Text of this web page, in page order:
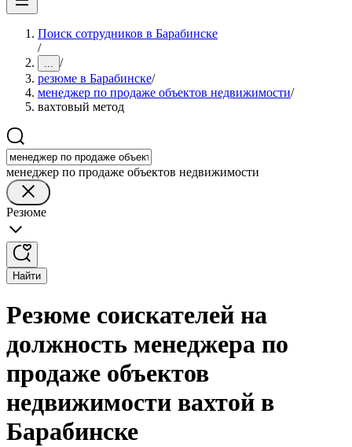
Поиск сотрудников в Барабинске
/
... /
резюме в Барабинске/
менеджер по продаже объектов недвижимости/
вахтовый метод
менеджер по продаже объектов недвижимости
Резюме
Найти
Резюме соискателей на
должность менеджера по
продаже объектов
недвижимости вахтой в
Барабинске